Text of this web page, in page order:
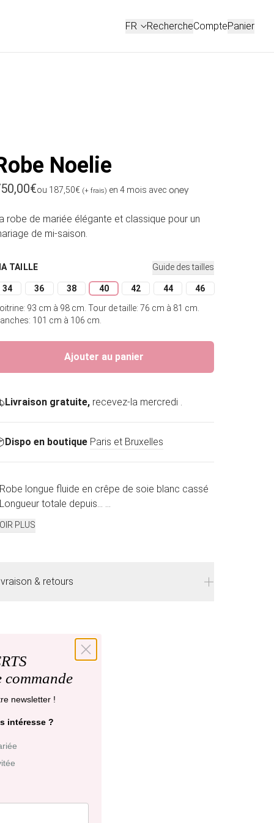
FR
FRANÇAIS
RechercheCompteConnexion
Panier
Noelie
habituelou 187,50€ (+ frais) en 4 mois avec
robe de mariée élégante et classique pour un
de mi-saison.
MA TAILLE Guide des tailles
34
Variante épuisée ou indisponible
36
Variante épuisée ou indisponible
38
Variante épuisée ou indisponible
40
Variante épuisée ou indisponible
42
Variante épuisée ou indisponible
44
Variante épuisée ou
46
Variante épuisée
93 cm à 98 cm. Tour de taille: 76 cm à 81 cm.
101 cm à 106 cm.
Ajouter au panier
Livraison gratuite,recevez-la mercredi .
Dispo en boutique Paris et Bruxelles
longue fluide en crêpe de soie blanc cassé
totale depuis... ...
PLUS
& retours
de livraison : 48 heures en France, ⁠3 à 10
à l'international.
en boutiques (Paris et Bruxelles) : 3 à 5
de service seront facturés selon le pays
newsletter !
intéresse ?